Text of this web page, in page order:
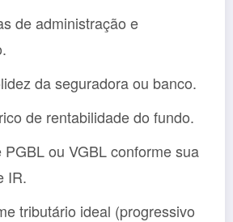
de administração e
da seguradora ou banco.
de rentabilidade do fundo.
PGBL ou VGBL conforme sua
IR.
tributário ideal (progressivo